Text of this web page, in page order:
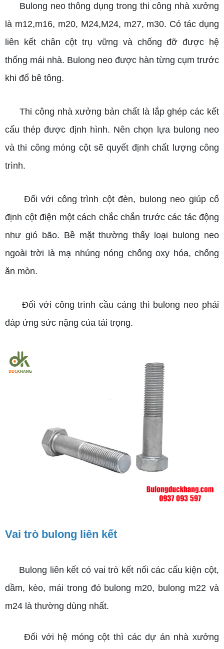
Bulong neo thông dụng trong thi công nhà xưởng
là m12,m16, m20, M24,M24, m27, m30. Có tác dụng
liên kết chân cột trụ vững và chống đỡ được hệ
thống mái nhà. Bulong neo được hàn từng cụm trước
khi đổ bê tông.
Thi công nhà xưởng bản chất là lắp ghép các kết
cấu thép được định hình. Nên chọn lựa bulong neo
và thi công móng cột sẽ quyết định chất lượng công
trình.
Đối với công trình cột đèn, bulong neo giúp cố
định cột điện một cách chắc chắn trước các tác động
như gió bão. Bề mặt thường thấy loại bulong neo
ngoài trời là mạ nhúng nóng chống oxy hóa, chống
ăn mòn.
Đối với công trình cầu cảng thì bulong neo phải
đáp ứng sức nặng của tải trọng.
Vai trò bulong liên kết
Bulong liên kết có vai trò kết nối các cấu kiện cột,
dầm, kèo, mái trong đó bulong m20, bulong m22 và
m24 là thường dùng nhất.
Đối với hệ móng cột thì các dự án nhà xưởng